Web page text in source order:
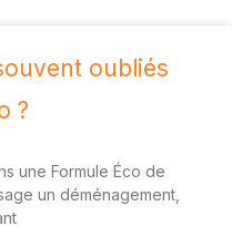
oubliés
?
une Formule Éco de
un déménagement,